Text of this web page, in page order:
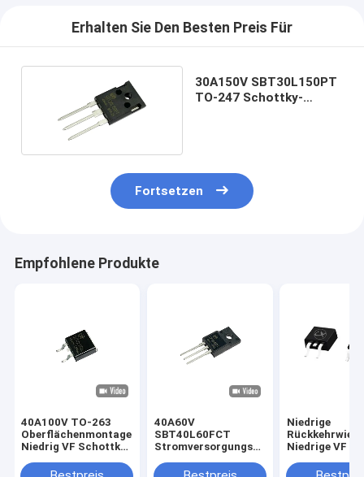
Erhalten Sie Den Besten Preis Für
30A150V SBT30L150PT
TO-247 Schottky-
Fortsetzen
Empfohlene Produkte
40A100V TO-263
Oberflächenmontage
Niedrig VF Schottky-
SBT40L100DC
40A60V
SBT40L60FCT
Stromversorgungseinheiten
Schottky-Dioden
Niedrige
Niedrige VF